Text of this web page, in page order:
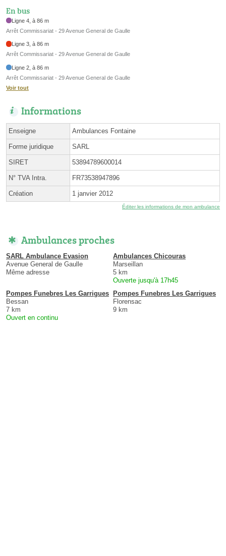
En bus
Ligne 4, à 86 m
Arrêt Commissariat - 29 Avenue General de Gaulle
Ligne 3, à 86 m
Arrêt Commissariat - 29 Avenue General de Gaulle
Ligne 2, à 86 m
Arrêt Commissariat - 29 Avenue General de Gaulle
Voir tout
Informations
Enseigne Ambulances Fontaine
Forme juridique SARL
SIRET 53894789600014
N° TVA Intra. FR73538947896
Création 1 janvier 2012
Éditer les informations de mon ambulance
Ambulances proches
SARL Ambulance Evasion
Avenue General de Gaulle
Même adresse
Ambulances Chicouras
Marseillan
5 km
Ouverte jusqu'à 17h45
Pompes Funebres Les Garrigues
Bessan
7 km
Ouvert en continu
Pompes Funebres Les Garrigues
Florensac
9 km